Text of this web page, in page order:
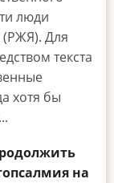
люди
(РЖЯ). Для
текста
хотя бы
на